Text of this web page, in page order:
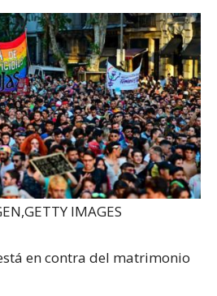
GETTY IMAGES
en contra del matrimonio